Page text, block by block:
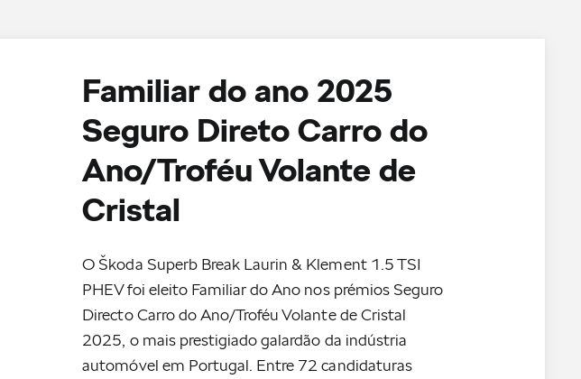
Familiar do ano 2025
Seguro Direto Carro do
Ano/Troféu Volante de
Cristal
O Škoda Superb Break Laurin & Klement 1.5 TSI
PHEV foi eleito Familiar do Ano nos prémios Seguro
Directo Carro do Ano/Troféu Volante de Cristal
2025, o mais prestigiado galardão da indústria
automóvel em Portugal. Entre 72 candidaturas